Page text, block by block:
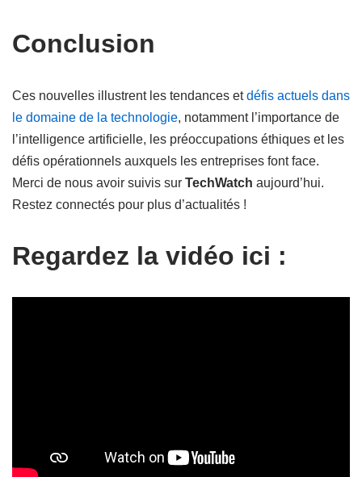
Conclusion
Ces nouvelles illustrent les tendances etdéfis actuels dans
le domaine de la technologie, notamment l’importance de
l’intelligence artificielle, les préoccupations éthiques et les
défis opérationnels auxquels les entreprises font face.
Merci de nous avoir suivis sur TechWatch aujourd’hui.
Restez connectés pour plus d’actualités !
Regardez la vidéo ici :